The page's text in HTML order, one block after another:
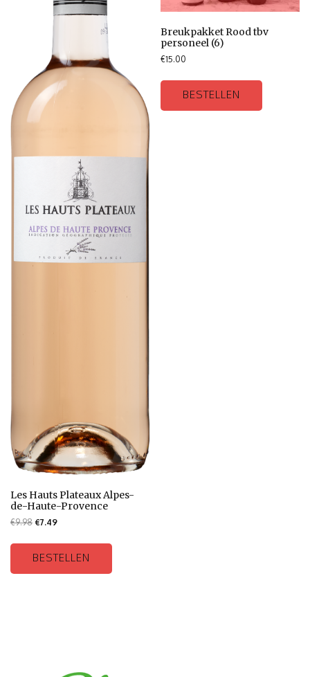
Les Hauts Plateaux Alpes-
de-Haute-Provence
€9.98 €7.49
BESTELLEN
Breukpakket Rood tbv
personeel (6)
€15.00
BESTELLEN